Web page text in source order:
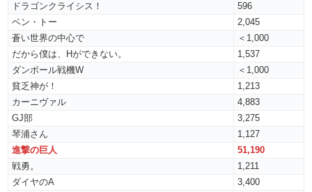
ドラゴンクライシス！
596
ベン・トー
2,045
蒼い世界の中心で
＜1,000
だから僕は、Hができない。
1,537
ダンボール戦機W
＜1,000
貧乏神が！
1,213
カーニヴァル
4,883
GJ部
3,275
琴浦さん
1,127
進撃の巨人
51,190
戦勇。
1,211
ダイヤのA
3,400